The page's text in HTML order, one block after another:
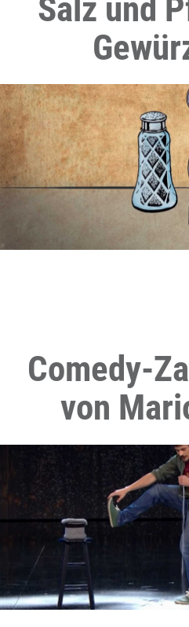
Salz und
Comedy-
von